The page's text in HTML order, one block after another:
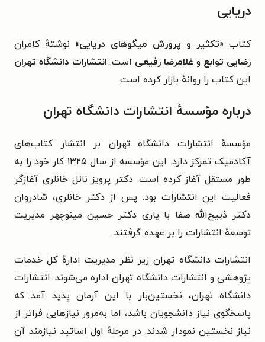
دریایی
کتاب «تکثیر و پرورش میگوهای دریایی» نوشتهٔ کامران
رضایی توابع و غلامرضا رفیعی است. انتشارات دانشگاه تهران
این کتاب را روانهٔ بازار کرده است.
درباره مؤسسهٔ انتشارات دانشگاه تهران
مؤسسهٔ انتشارات دانشگاه تهران بر انتشار کتاب‌های
آکادمیک تمرکز دارد. این مؤسسه از سال ۱۳۲۵ کار خود را به
طور مستقل آغاز کرده است. دکتر پرویز ناتل خانلری آغازگر
فعالیت این انتشارات بود. پس از دکتر خانلری، شادروان
دکتر ذبیح‌الله صفا با یاری دکتر حسین مینوچهر مدیریت
توسعهٔ انتشارات را بر عهده گرفتند.
انتشارات دانشگاه تهران زیر نظر مدیریت ادارهٔ کل خدمات
پژوهشی و انتشارات دانشگاه تهران اداره می‌شوند. انتشارات
دانشگاه تهران، نخستین‌بار با این آرمان پدید آمد که
پاسخگوی نیاز دانشجویان باشد، اما به‌مرور نیازهایی فراتر از
نیاز نخستین نمودار شدند. در مرحلهٔ اول اساتید نیازمند آن